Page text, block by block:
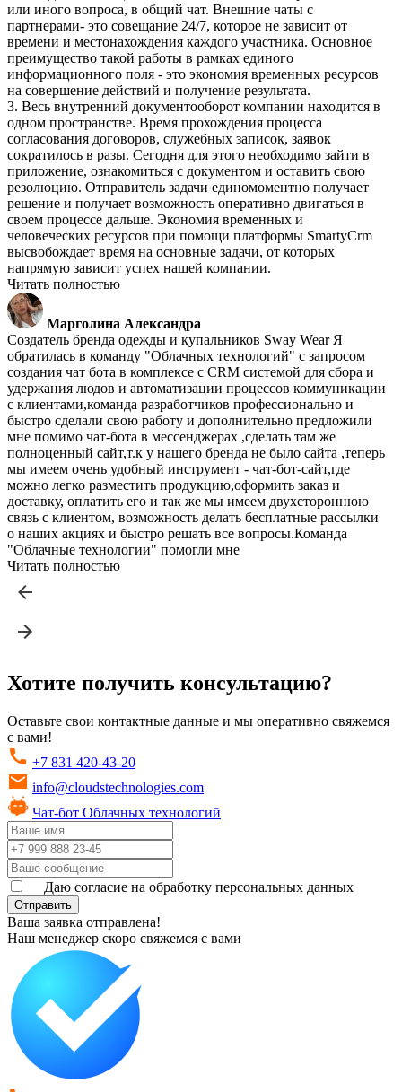
или иного вопроса, в общий чат. Внешние чаты с
партнерами- это совещание 24/7, которое не зависит от
времени и местонахождения каждого участника. Основное
преимущество такой работы в рамках единого
информационного поля - это экономия временных ресурсов
на совершение действий и получение результата.
3. Весь внутренний документооборот компании находится в
одном пространстве. Время прохождения процесса
согласования договоров, служебных записок, заявок
сократилось в разы. Сегодня для этого необходимо зайти в
приложение, ознакомиться с документом и оставить свою
резолюцию. Отправитель задачи единомоментно получает
решение и получает возможность оперативно двигаться в
своем процессе дальше. Экономия временных и
человеческих ресурсов при помощи платформы SmartyCrm
высвобождает время на основные задачи, от которых
напрямую зависит успех нашей компании.
Читать полностью
Марголина Александра
Создатель бренда одежды и купальников Sway Wear Я
обратилась в команду "Облачных технологий" с запросом
создания чат бота в комплексе с CRM системой для сбора и
удержания людов и автоматизации процессов коммуникации
с клиентами,команда разработчиков профессионально и
быстро сделали свою работу и дополнительно предложили
мне помимо чат-бота в мессенджерах ,сделать там же
полноценный сайт,т.к у нашего бренда не было сайта ,теперь
мы имеем очень удобный инструмент - чат-бот-сайт,где
можно легко разместить продукцию,оформить заказ и
доставку, оплатить его и так же мы имеем двухстороннюю
связь с клиентом, возможность делать бесплатные рассылки
о наших акциях и быстро решать все вопросы.Команда
"Облачные технологии" помогли мне
Читать полностью
Хотите получить консультацию?
Оставьте свои контактные данные и мы оперативно свяжемся
с вами!
+7 831 420-43-20
info@cloudstechnologies.com
Чат-бот Облачных технологий
Даю согласие на обработку персональных данных
Отправить
Ваша заявка отправлена!
Наш менеджер скоро свяжемся с вами